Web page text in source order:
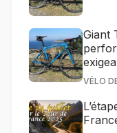
Giant
VÉLO